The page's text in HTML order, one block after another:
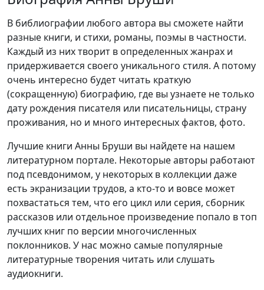
В библиографии любого автора вы сможете найти
разные книги, и стихи, романы, поэмы в частности.
Каждый из них творит в определенных жанрах и
придерживается своего уникального стиля. А потому
очень интересно будет читать краткую
(сокращенную) биографию, где вы узнаете не только
дату рождения писателя или писательницы, страну
проживания, но и много интересных фактов, фото.
Лучшие книги Анны Бруши вы найдете на нашем
литературном портале. Некоторые авторы работают
под псевдонимом, у некоторых в коллекции даже
есть экранизации трудов, а кто-то и вовсе может
похвастаться тем, что его цикл или серия, сборник
рассказов или отдельное произведение попало в топ
лучших книг по версии многочисленных
поклонников. У нас можно самые популярные
литературные творения читать или слушать
аудиокниги.